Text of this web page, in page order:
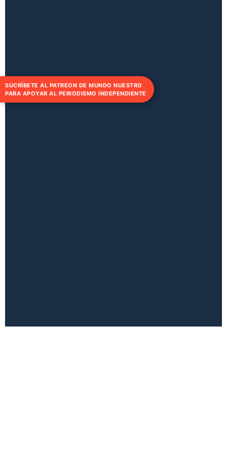
SUCRÍBETE AL PATREON DE MUNDO NUESTRO
PARA APOYAR AL PERIODISMO INDEPENDIENTE